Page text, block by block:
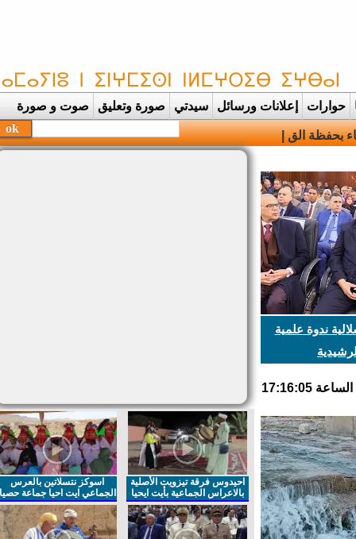
حوارات إعلانات ورسائل سيدتي صورة وتعليق صوت و صورة
القرآن الكريم
ندوة علمية
احيدوس فرقة تيزويت الأصلية
بالاعراس الجماعية بأيت ايحيا
اسوكز نتسلاتين بالعرس
الجماعي ايت احيا جماعة حصيا